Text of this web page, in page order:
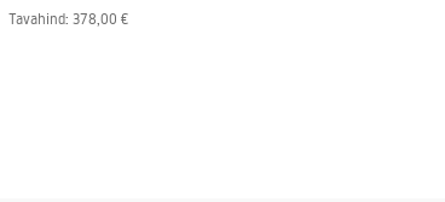
Tavahind: 378,00 €